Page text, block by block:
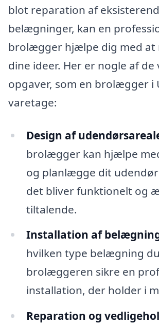
blot reparation af
belægninger, kan en
brolægger hjælpe dig med at
dine ideer. Her er nogle af de
opgaver, som en brolægger i
varetage:
Design af
brolægger kan hjælpe
og planlægge dit
det bliver funktionelt og
tiltalende.
Installation af
hvilken type belægning
brolæggeren sikre en
installation, der holder i
Reparation og